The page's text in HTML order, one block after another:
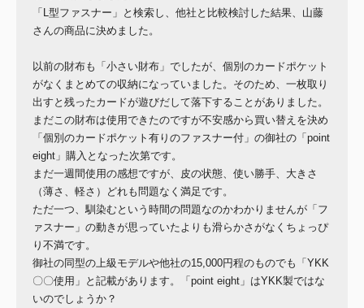
「L型ファスナー」と検索し、他社と比較検討した結果、山藤
さんの商品に決めました。
以前の財布も「小さい財布」でしたが、個別のカードポケット
がなくまとめての収納になっていました。そのため、一枚取り
出すと残ったカードが遊びだして落下することがありました。
まだこの財布は使用できたのですが不安感から買い替えを決め
「個別のカードポケット有りのファスナー付」の御社の「point
eight」購入となった次第です。
まだ一週間使用の感想ですが、皮の状態、使い勝手、大きさ
（薄さ、軽さ）どれも問題なく満足です。
ただ一つ、馴染むという時間の問題なのかわかりませんが「フ
ァスナー」の動きが思っていたよりも滑らかさがなくちょっぴ
り不満です。
御社の同型の上級モデルや他社の15,000円程のものでも「YKK
〇〇使用」と記載があります。「point eight」はYKK製ではな
いのでしょうか？